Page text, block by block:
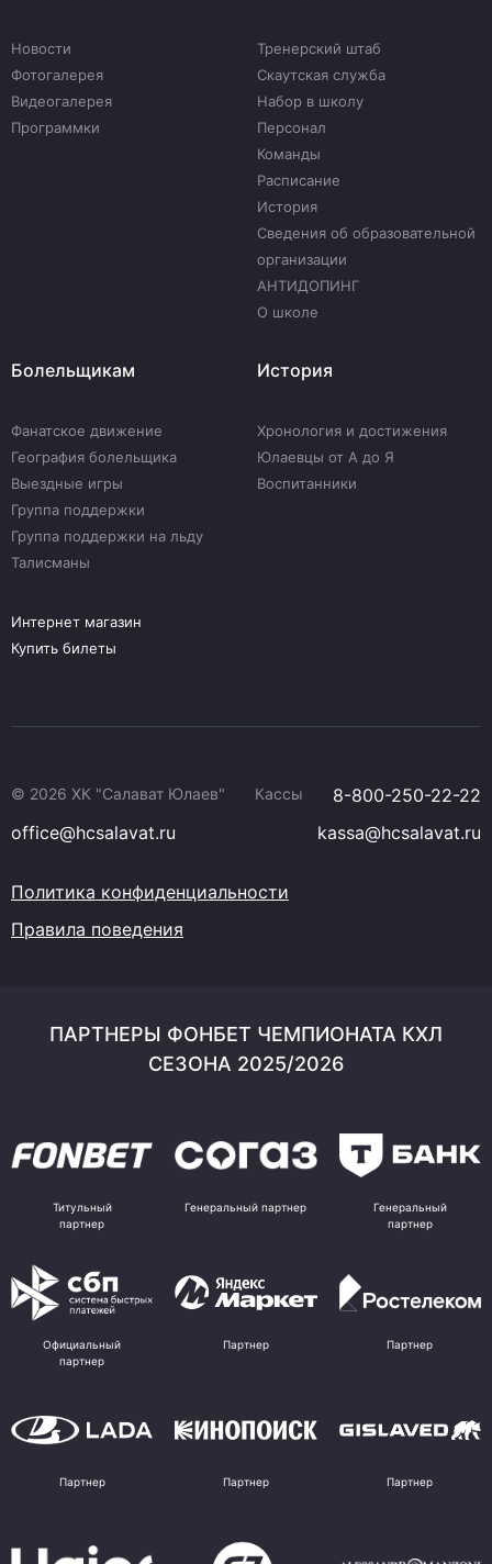
Новости
Фотогалерея
Видеогалерея
Программки
Тренерский штаб
Скаутская служба
Набор в школу
Персонал
Команды
Расписание
История
Сведения об образовательной
организации
АНТИДОПИНГ
О школе
Болельщикам
Фанатское движение
География болельщика
Выездные игры
Группа поддержки
Группа поддержки на льду
Талисманы
История
Хронология и достижения
Юлаевцы от А до Я
Воспитанники
Интернет магазин
Купить билеты
© 2026 ХК "Салават Юлаев" Кассы
8-800-250-22-22
office@hcsalavat.ru
kassa@hcsalavat.ru
Политика конфиденциальности
Правила поведения
ПАРТНЕРЫ ФОНБЕТ ЧЕМПИОНАТА КХЛ
СЕЗОНА 2025/2026
Титульный
партнер
Генеральный партнер
Генеральный
партнер
Официальный
партнер
Партнер Партнер
Партнер Партнер Партнер